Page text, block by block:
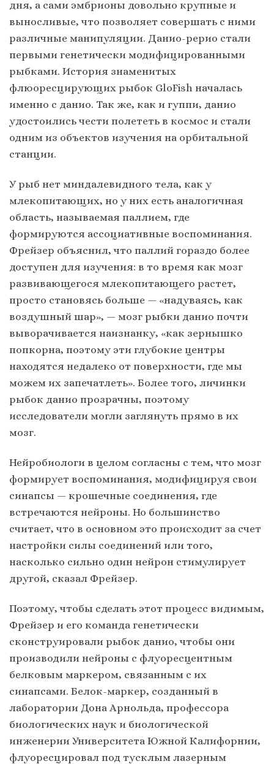
дня, а сами эмбрионы довольно крупные и
выносливые, что позволяет совершать с ними
различные манипуляции. Данио-рерио стали
первыми генетически модифицированными
рыбками. История знаменитых
флюоресцирующих рыбок GloFish началась
именно с данио. Так же, как и гуппи, данио
удостоились чести полететь в космос и стали
одним из объектов изучения на орбитальной
станции.
У рыб нет миндалевидного тела, как у
млекопитающих, но у них есть аналогичная
область, называемая паллием, где
формируются ассоциативные воспоминания.
Фрейзер объяснил, что паллий гораздо более
доступен для изучения: в то время как мозг
развивающегося млекопитающего растет,
просто становясь больше — «надуваясь, как
воздушный шар», — мозг рыбки данио почти
выворачивается наизнанку, «как зернышко
попкорна, поэтому эти глубокие центры
находятся недалеко от поверхности, где мы
можем их запечатлеть». Более того, личинки
рыбок данио прозрачны, поэтому
исследователи могли заглянуть прямо в их
мозг.
Нейробиологи в целом согласны с тем, что мозг
формирует воспоминания, модифицируя свои
синапсы — крошечные соединения, где
встречаются нейроны. Но большинство
считает, что в основном это происходит за счет
настройки силы соединений или того,
насколько сильно один нейрон стимулирует
другой, сказал Фрейзер.
Поэтому, чтобы сделать этот процесс видимым,
Фрейзер и его команда генетически
сконструировали рыбок данио, чтобы они
производили нейроны с флуоресцентным
белковым маркером, связанным с их
синапсами. Белок-маркер, созданный в
лаборатории Дона Арнольда, профессора
биологических наук и биологической
инженерии Университета Южной Калифорнии,
флуоресцировал под тусклым лазерным